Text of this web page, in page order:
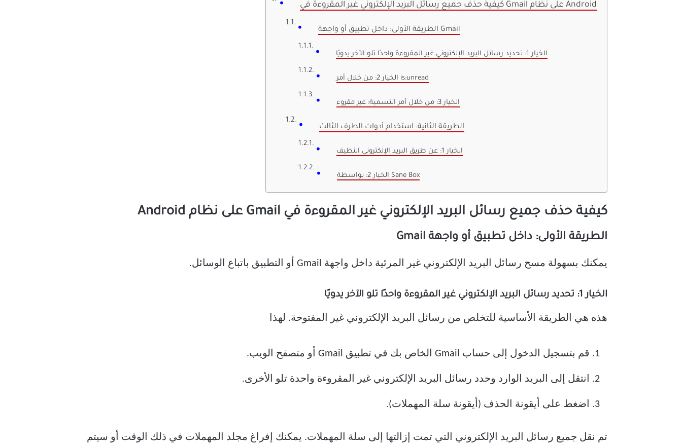
كيفية حذف جميع رسائل البريد الإلكتروني غير المقروءة في Gmail على نظام Android
الطريقة الأولى: داخل تطبيق أو واجهة Gmail
الخيار 1: تحديد رسائل البريد الإلكتروني غير المقروءة واحدًا تلو الآخر يدويًا
الخيار 2: من خلال أمر is:unread
الخيار 3: من خلال أمر التسمية: غير مقروء
الطريقة الثانية: استخدام أدوات الطرف الثالث
الخيار 1: عن طريق البريد الإلكتروني النظيف
الخيار 2: بواسطة Sane Box
كيفية حذف جميع رسائل البريد الإلكتروني غير المقروءة في Gmail على نظام Android
الطريقة الأولى: داخل تطبيق أو واجهة Gmail
يمكنك بسهولة مسح رسائل البريد الإلكتروني غير المرئية داخل واجهة Gmail أو التطبيق باتباع الوسائل.
الخيار 1: تحديد رسائل البريد الإلكتروني غير المقروءة واحدًا تلو الآخر يدويًا
هذه هي الطريقة الأساسية للتخلص من رسائل البريد الإلكتروني غير المفتوحة. لهذا
قم بتسجيل الدخول إلى حساب Gmail الخاص بك في تطبيق Gmail أو متصفح الويب.
انتقل إلى البريد الوارد وحدد رسائل البريد الإلكتروني غير المقروءة واحدة تلو الأخرى.
اضغط على أيقونة الحذف (أيقونة سلة المهملات).
تم نقل جميع رسائل البريد الإلكتروني التي تمت إزالتها إلى سلة المهملات. يمكنك إفراغ مجلد المهملات في ذلك الوقت أو سيتم